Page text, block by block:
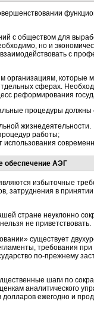
с обществом для
но и
с
которые
сферах.
реформирования
процедуры должны
жизнедеятельности.
работы;
обеспечение АЭГ
избыточные
затруднения в
стране неуклонно
не приветствовать.
существует
требования
по-прежнему
шаги по
аналитического
ежегодно и